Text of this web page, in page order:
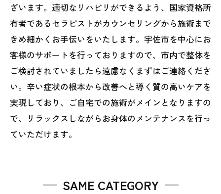
ざいます。適切なリハビリができるよう、国家資格所
有者であるセラピストがカウンセリングから施術まで
きめ細かくお手伝いをいたします。宇佐市を中心にお
客様のサポートを行っておりますので、市内で整体を
ご検討されていましたら遠慮なくまずはご連絡くださ
い。辛い症状の根本から改善へと導く質の高いケアを
実現しており、ご自宅での施術がメインとなりますの
で、リラックスしながらお身体のメンテナンスを行っ
ていただけます。
SAME CATEGORY